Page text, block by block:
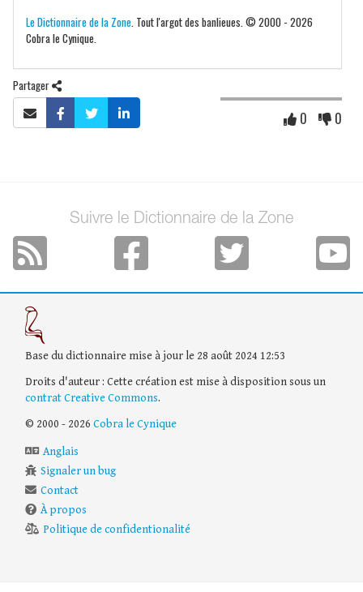
Le Dictionnaire de la Zone . Tout l'argot des banlieues. © 2000 - 2026
Cobra le Cynique.
Partager
0 0
Suivre le Dictionnaire de la Zone
Base du dictionnaire mise à jour le 28 août 2024 12:53
Droits d'auteur : Cette création est mise à disposition sous un
contrat Creative Commons.
© 2000 - 2026 Cobra le Cynique
Anglais
Signaler un bug
Contact
À propos
Politique de confidentionalité